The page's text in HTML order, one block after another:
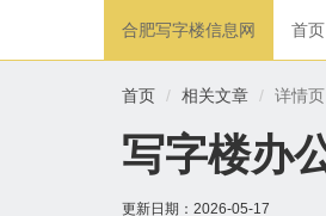
合肥写字楼信息网 首页
首页 相关文章 详情页
写字楼办
更新日期： 2026-05-17